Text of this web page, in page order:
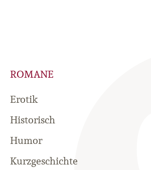
ROMANE
Erotik
Historisch
Humor
Kurzgeschichte